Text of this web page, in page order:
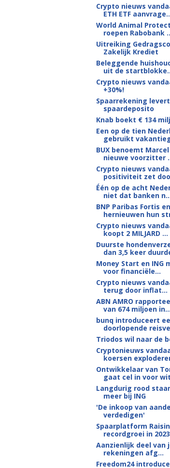
Crypto nieuws
ETH ETF
World Animal
roepen Rabobank
Uitreiking
Zakelijk Krediet
Beleggende
uit de
Crypto nieuws
+30%!
Spaarrekening
spaardeposito
Knab boekt € 134
Een op de tien
gebruikt
BUX benoemt
nieuwe voorzitter
Crypto nieuws
positiviteit zet
Één op de acht
niet dat banken
BNP Paribas Fortis
hernieuwen hun
Crypto nieuws
koopt 2 MILJARD ...
Duurste
dan 3,5 keer
Money Start en ING
voor financiële...
Crypto nieuws
terug door inflat...
ABN AMRO
van 674 miljoen in...
bunq introduceert
doorlopende
Triodos wil naar de
Cryptonieuws
koersen
Ontwikkelaar van
gaat cel in voor
Langdurig rood
meer bij ING
'De inkoop van
verdedigen'
Spaarplatform
recordgroei in 2023
Aanzienlijk deel van
rekeningen afg...
Freedom24